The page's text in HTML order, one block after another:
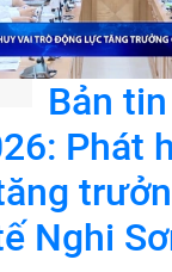
Bản
Phát
Nghi